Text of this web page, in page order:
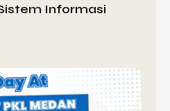
Informasi